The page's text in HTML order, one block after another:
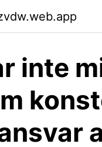
inte